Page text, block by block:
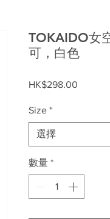
TOKAIDO女
可，白色
HK$298.00
Size *
選擇
數量 *